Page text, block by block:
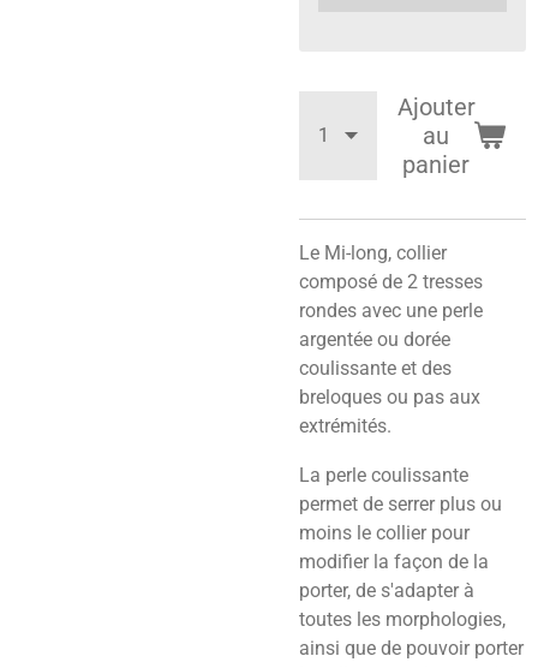
Ajouter
au
panier
Le Mi-long, collier
composé de 2 tresses
rondes avec une perle
argentée ou dorée
coulissante et des
breloques ou pas aux
extrémités.
La perle coulissante
permet de serrer plus ou
moins le collier pour
modifier la façon de la
porter, de s'adapter à
toutes les morphologies,
ainsi que de pouvoir porter